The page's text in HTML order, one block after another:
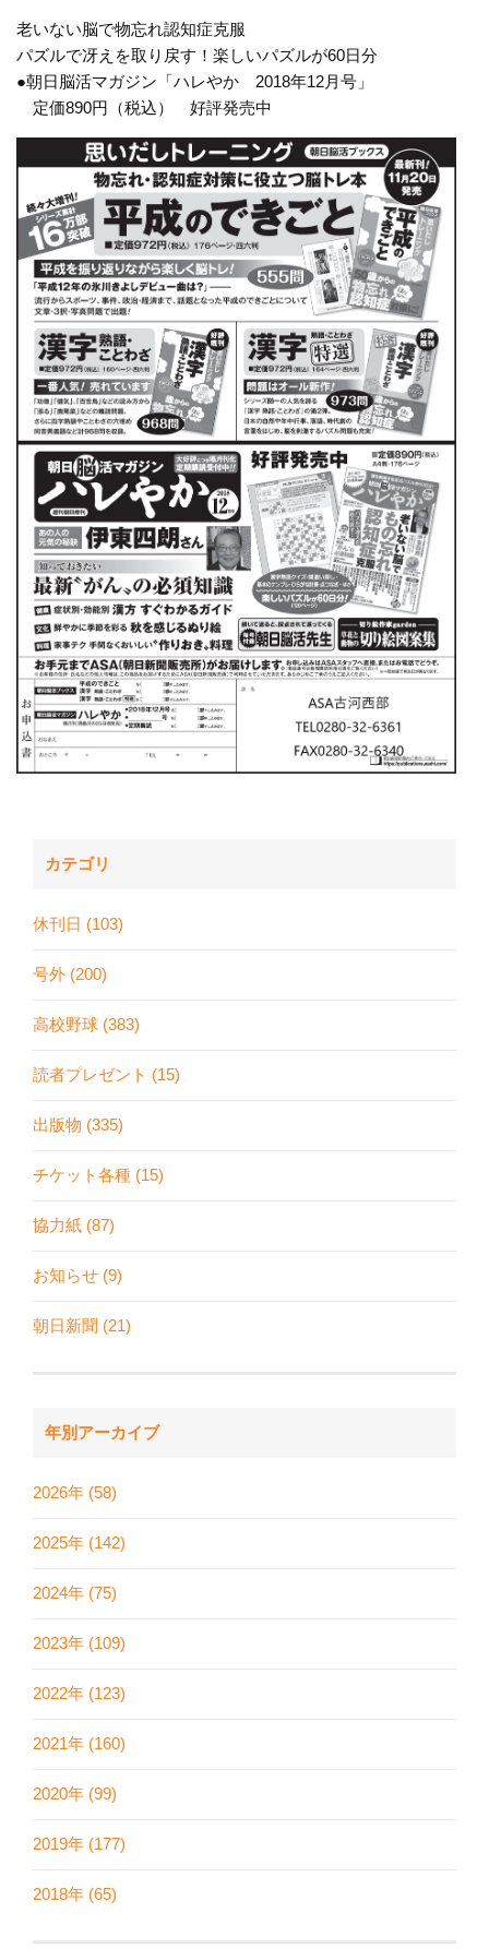
老いない脳で物忘れ認知症克服
パズルで冴えを取り戻す！楽しいパズルが60日分
●朝日脳活マガジン「ハレやか 2018年12月号」
定価890円（税込） 好評発売中
カテゴリ
休刊日 (103)
号外 (200)
高校野球 (383)
読者プレゼント (15)
出版物 (335)
チケット各種 (15)
協力紙 (87)
お知らせ (9)
朝日新聞 (21)
年別アーカイブ
2026年 (58)
2025年 (142)
2024年 (75)
2023年 (109)
2022年 (123)
2021年 (160)
2020年 (99)
2019年 (177)
2018年 (65)